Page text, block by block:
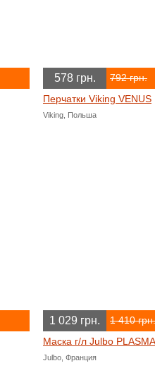
578 грн. 792 грн.
Перчатки Viking VENUS
Viking, Польша
1 029 грн. 1 410 грн.
Маска г/л Julbo PLASMA
Julbo, Франция